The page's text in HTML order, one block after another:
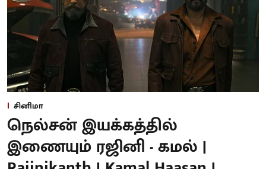
சினிமா
நெல்சன் இயக்கத்தில்
இணையும் ரஜினி - கமல் |